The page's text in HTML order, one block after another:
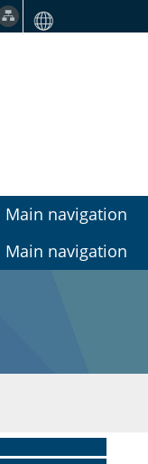
Main navigation
Main navigation